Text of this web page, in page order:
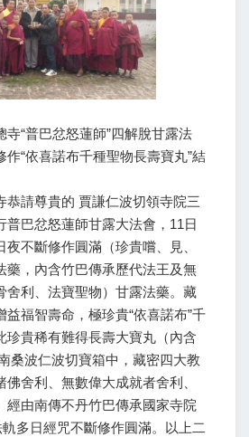
寺“普巴忿怒蓮師”四解脫甘露法
“依喜諾布千種聖物長壽寶丸”結
恭請尊貴的 賈謙仁波切領寺院三
普巴忿怒蓮師甘露大法會，11日
不斷修作圓滿（珍貴嚐、見、
藥，內含竹巴傳承歷代法王及無
舍利、法寶聖物）甘露法藥。藏
益福智壽命，極珍貴“依喜諾布”千
珍貴稀有難得長壽大寶丸（內含
桑波仁波切寶箱中，藏密四大教
舍利、無數偉大成就者舍利、
經由南傳不丹竹巴傳承國家寺院
軌多日經咒不斷修作圓滿。以上二